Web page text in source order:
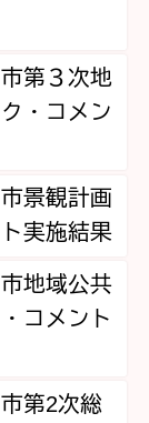
第３次地
・コメン
景観計画
実施結果
地域公共
コメント
第2次総